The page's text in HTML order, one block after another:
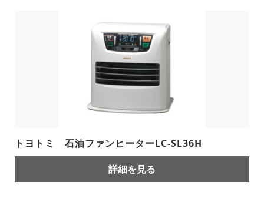
トヨトミ 石油ファンヒーターLC-SL36H
詳細を見る